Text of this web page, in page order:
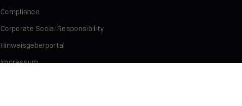
Compliance
Corporate Social Responsibility
Hinweisgeberportal
Impressum